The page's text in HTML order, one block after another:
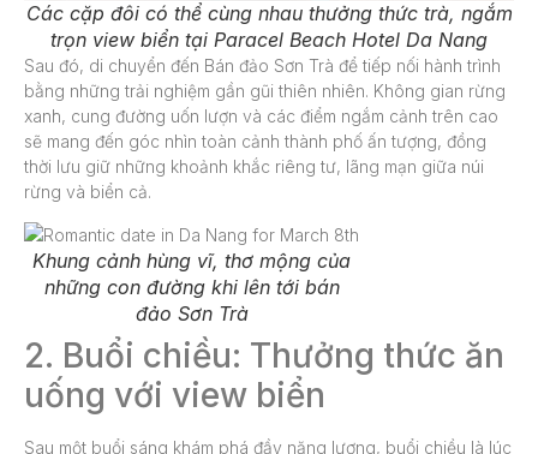
Các cặp đôi có thể cùng nhau thưởng thức trà, ngắm
trọn view biển tại Paracel Beach Hotel Da Nang
Sau đó, di chuyển đến Bán đảo Sơn Trà để tiếp nối hành trình
bằng những trải nghiệm gần gũi thiên nhiên. Không gian rừng
xanh, cung đường uốn lượn và các điểm ngắm cảnh trên cao
sẽ mang đến góc nhìn toàn cảnh thành phố ấn tượng, đồng
thời lưu giữ những khoảnh khắc riêng tư, lãng mạn giữa núi
rừng và biển cả.
Khung cảnh hùng vĩ, thơ mộng của
những con đường khi lên tới bán
đảo Sơn Trà
2. Buổi chiều: Thưởng thức ăn
uống với view biển
Sau một buổi sáng khám phá đầy năng lượng, buổi chiều là lúc